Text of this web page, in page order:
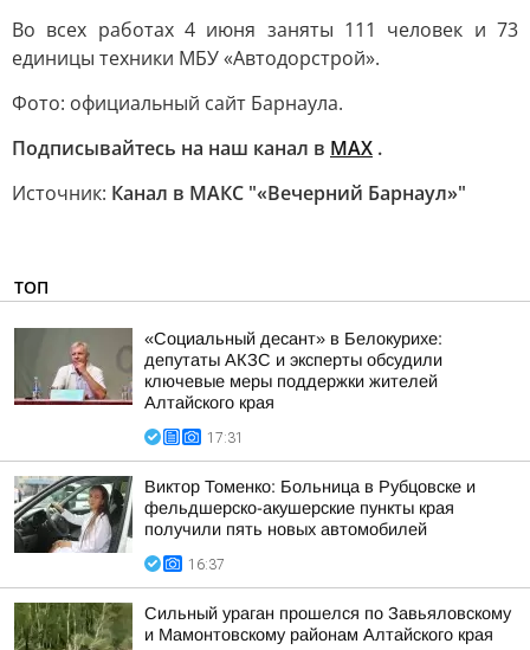
Во всех работах 4 июня заняты 111 человек и 73
единицы техники МБУ «Автодорстрой».
Фото: официальный сайт Барнаула.
Подписывайтесь на наш канал в МАХ .
Источник: Канал в МАКС "«Вечерний Барнаул»"
ТОП
«Социальный десант» в Белокурихе:
депутаты АКЗС и эксперты обсудили
ключевые меры поддержки жителей
Алтайского края
17:31
Виктор Томенко: Больница в Рубцовске и
фельдшерско-акушерские пункты края
получили пять новых автомобилей
16:37
Сильный ураган прошелся по Завьяловскому
и Мамонтовскому районам Алтайского края